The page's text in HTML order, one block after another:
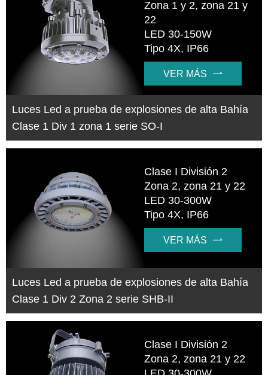
Zona 1 y 2, zona 21 y
22
LED 30-150W
Tipo 4X, IP66
VER MÁS 
Luces Led a prueba de explosiones de alta Bahía
Clase 1 Div 1 zona 1 serie SO-I
Clase I División 2
Zona 2, zona 21 y 22
LED 30-300W
Tipo 4X, IP66
VER MÁS 
Luces Led a prueba de explosiones de alta Bahía
Clase 1 Div 2 Zona 2 serie SHB-II
Clase I División 2
Zona 2, zona 21 y 22